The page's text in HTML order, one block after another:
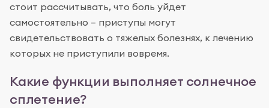
стоит рассчитывать, что боль уйдет
самостоятельно – приступы могут
свидетельствовать о тяжелых болезнях, к лечению
которых не приступили вовремя.
Какие функции выполняет солнечное
сплетение?